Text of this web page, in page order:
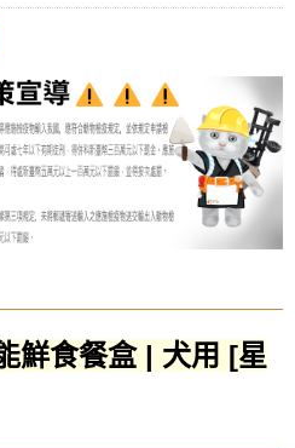
鮮食餐盒 | 犬用 [星